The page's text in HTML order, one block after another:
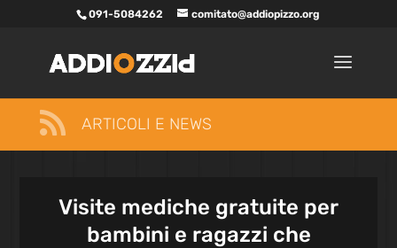
091-5084262 comitato@addiopizzo.org
 ARTICOLI E NEWS
Visite mediche gratuite per
bambini e ragazzi che